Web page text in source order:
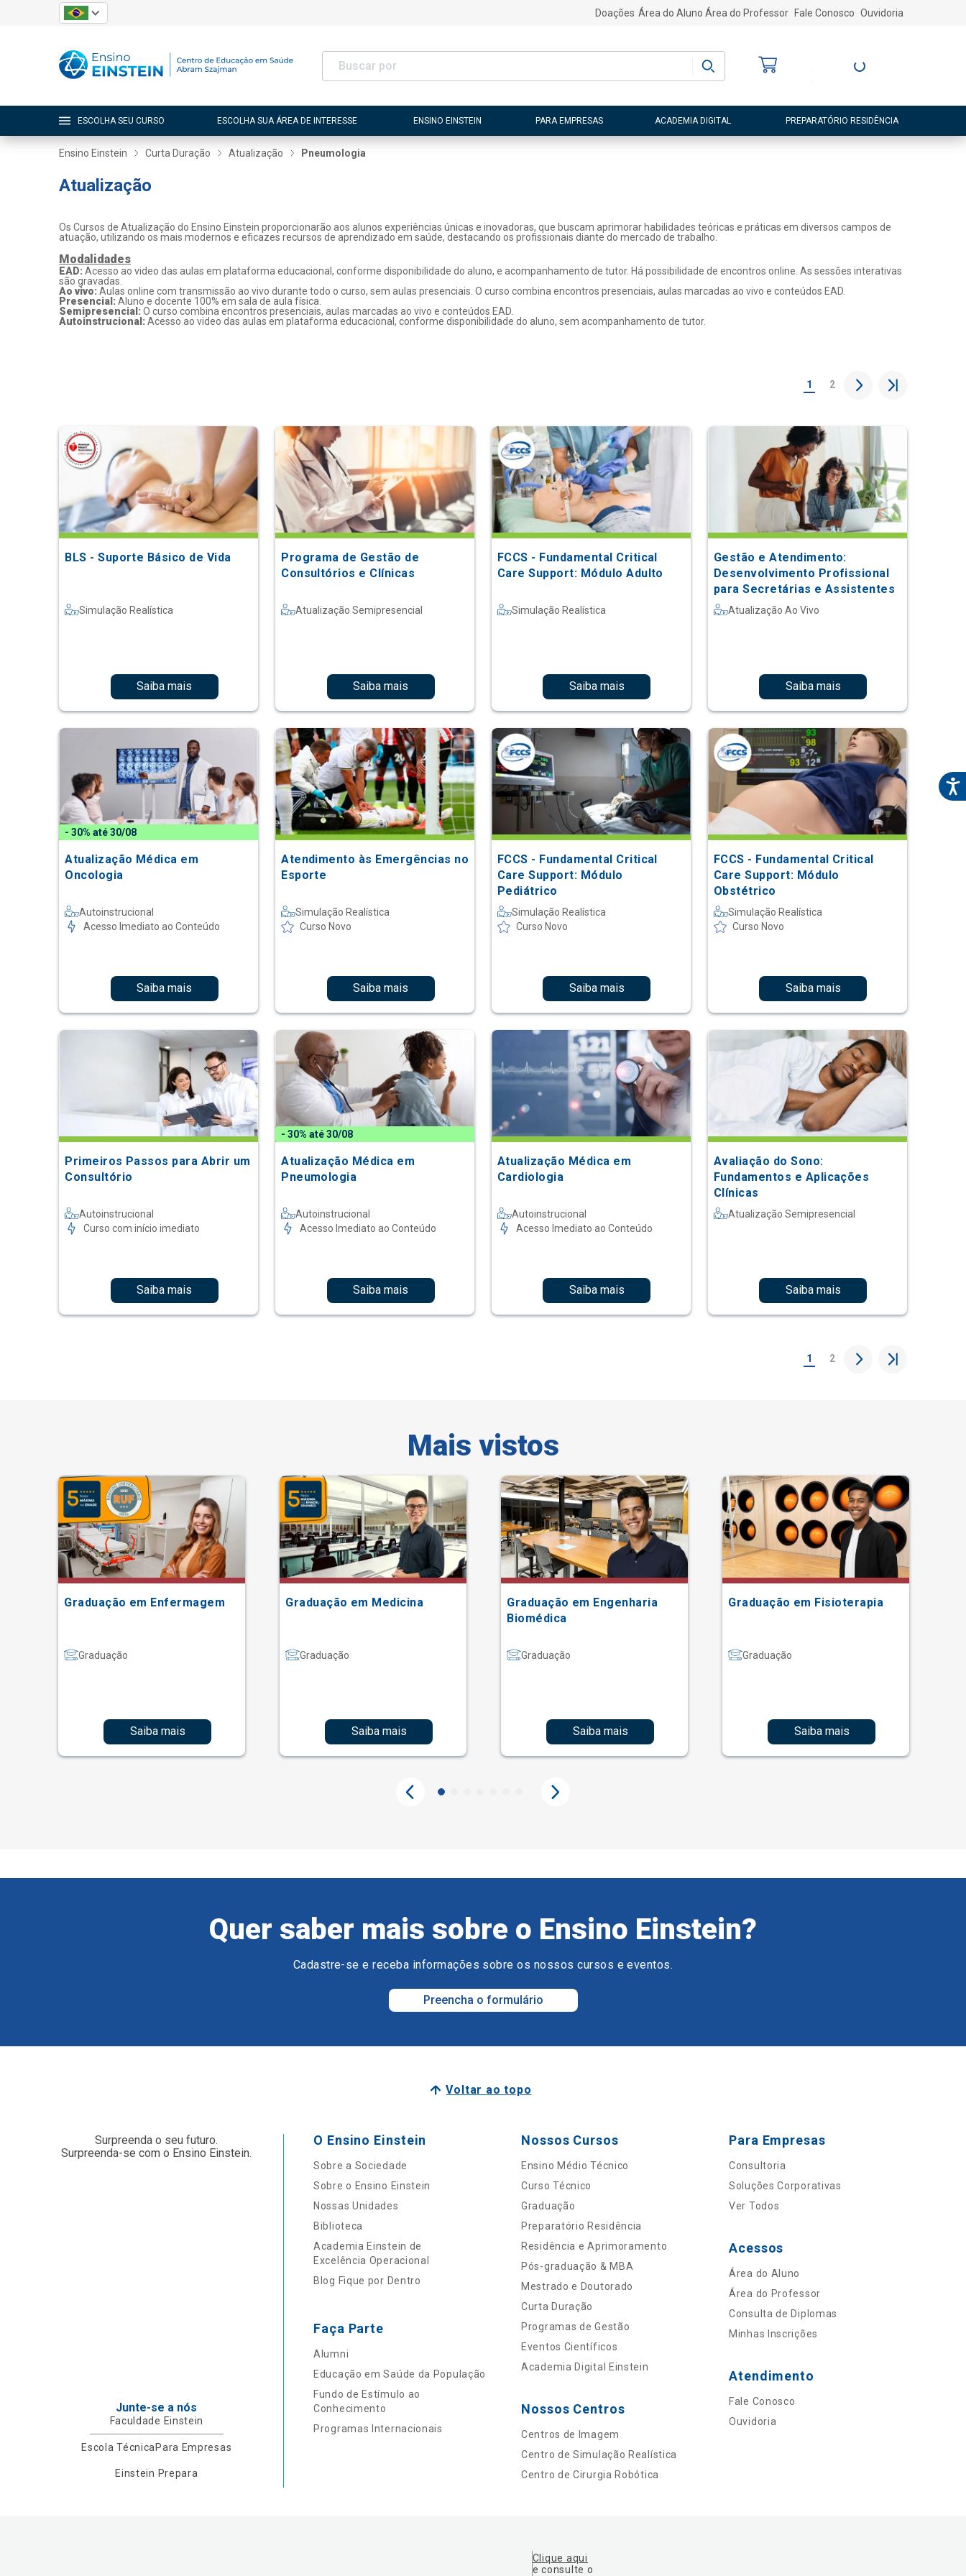
Doações Área do Aluno Área do Professor Fale Conosco Ouvidoria
Entre ou Cadastre-
ESCOLHA SEU CURSO ESCOLHA SUA ÁREA DE INTERESSE ENSINO EINSTEIN PARA EMPRESAS ACADEMIA DIGITAL PREPARATÓRIO RESIDÊNCIA
Ensino Einstein Curta Duração Atualização Pneumologia
Atualização
Os Cursos de Atualização do Ensino Einstein proporcionarão aos alunos experiências únicas e inovadoras, que buscam aprimorar habilidades teóricas e práticas em diversos campos de
atuação, utilizando os mais modernos e eficazes recursos de aprendizado em saúde, destacando os profissionais diante do mercado de trabalho.
Modalidades
EAD:Acesso ao video das aulas em plataforma educacional, conforme disponibilidade do aluno, e acompanhamento de tutor. Há possibilidade de encontros online. As sessões interativas
são gravadas.
Ao vivo: Aulas online com transmissão ao vivo durante todo o curso, sem aulas presenciais. O curso combina encontros presenciais, aulas marcadas ao vivo e conteúdos EAD.
Presencial:Aluno e docente 100% em sala de aula física.
Semipresencial:O curso combina encontros presenciais, aulas marcadas ao vivo e conteúdos EAD.
Autoinstrucional:Acesso ao video das aulas em plataforma educacional, conforme disponibilidade do aluno, sem acompanhamento de tutor.
1 2
BLS - Suporte Básico de Vida
Simulação Realística
Saiba mais
Programa de Gestão de
Consultórios e Clínicas
Atualização Semipresencial
Saiba mais
FCCS - Fundamental Critical
Care Support: Módulo Adulto
Simulação Realística
Saiba mais
Gestão e Atendimento:
Desenvolvimento Profissional
para Secretárias e Assistentes
Atualização Ao Vivo
Saiba mais
- 30% até 30/08
Atualização Médica em
Oncologia
Autoinstrucional
Acesso Imediato ao Conteúdo
Saiba mais
Atendimento às Emergências no
Esporte
Simulação Realística
Curso Novo
Saiba mais
FCCS - Fundamental Critical
Care Support: Módulo
Pediátrico
Simulação Realística
Curso Novo
Saiba mais
FCCS - Fundamental Critical
Care Support: Módulo
Obstétrico
Simulação Realística
Curso Novo
Saiba mais
Primeiros Passos para Abrir um
Consultório
Autoinstrucional
Curso com início imediato
Saiba mais
- 30% até 30/08
Atualização Médica em
Pneumologia
Autoinstrucional
Acesso Imediato ao Conteúdo
Saiba mais
Atualização Médica em
Cardiologia
Autoinstrucional
Acesso Imediato ao Conteúdo
Saiba mais
Avaliação do Sono:
Fundamentos e Aplicações
Clínicas
Atualização Semipresencial
Saiba mais
1 2
Mais vistos
Graduação em Enfermagem
Graduação
Saiba mais
Graduação em Medicina
Graduação
Saiba mais
Graduação em Engenharia
Biomédica
Graduação
Saiba mais
Graduação em Fisioterapia
Graduação
Saiba mais
Quer saber mais sobre o Ensino Einstein?
Cadastre-se e receba informações sobre os nossos cursos e eventos.
Preencha o formulário
Voltar ao topo
Surpreenda o seu futuro.
Surpreenda-se com o Ensino Einstein.
Junte-se a nós
Faculdade Einstein
Escola TécnicaPara Empresas
Einstein Prepara
O Ensino Einstein
Sobre a Sociedade
Sobre o Ensino Einstein
Nossas Unidades
Biblioteca
Academia Einstein de
Excelência Operacional
Blog Fique por Dentro
Faça Parte
Alumni
Educação em Saúde da População
Fundo de Estímulo ao
Conhecimento
Programas Internacionais
Nossos Cursos
Ensino Médio Técnico
Curso Técnico
Graduação
Preparatório Residência
Residência e Aprimoramento
Pós-graduação & MBA
Mestrado e Doutorado
Curta Duração
Programas de Gestão
Eventos Científicos
Academia Digital Einstein
Nossos Centros
Centros de Imagem
Centro de Simulação Realística
Centro de Cirurgia Robótica
Para Empresas
Consultoria
Soluções Corporativas
Ver Todos
Acessos
Área do Aluno
Área do Professor
Consulta de Diplomas
Minhas Inscrições
Atendimento
Fale Conosco
Ouvidoria
Clique aqui
e consulte o